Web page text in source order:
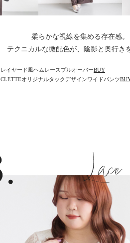
柔らかな視線を集める存在感。
テクニカルな微配色が、陰影と奥行き
レイヤード風ヘムレースプルオーバーBUY
CLETTEオリジナルタックデザインワイドパンツ